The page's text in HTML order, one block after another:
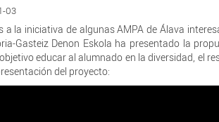
03
a la iniciativa de algunas AMPA de Álava
Gasteiz Denon Eskola ha presentado la
educar al alumnado en la diversidad, el
del proyecto: